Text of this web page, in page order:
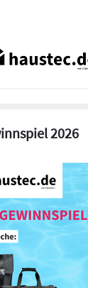
2026